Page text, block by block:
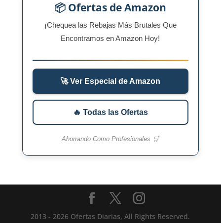
📦 Ofertas de Amazon
¡Chequea las Rebajas Más Brutales Que
Encontramos en Amazon Hoy!
🚀 Ver Especial de Amazon
🔥 Todas las Ofertas
Ahorrando Como Profesionales 🛒
2013 - 2026 Ofertas Diarias, All Rights Reserved.